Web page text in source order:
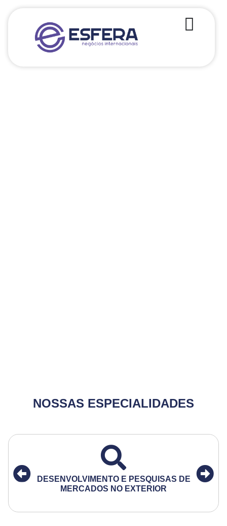
FALE CONOSCO
NOSSAS ESPECIALIDADES
DESENVOLVIMENTO E PESQUISAS DE
MERCADOS NO EXTERIOR